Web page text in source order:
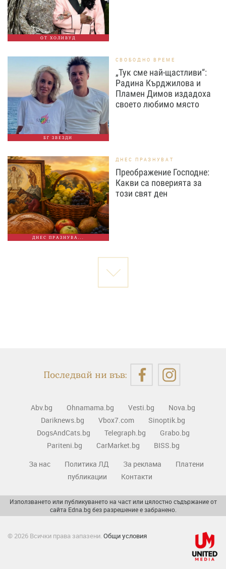
ОТ ХОЛИВУД
БГ ЗВЕЗДИ
СВОБОДНО ВРЕМЕ
„Тук сме най-щастливи“:
Радина Кърджилова и
Пламен Димов издадоха
своето любимо място
ДНЕС ПРАЗНУВА...
ДНЕС ПРАЗНУВАТ
Преображение Господне:
Какви са поверията за
този свят ден
Последвай ни във:
Abv.bg Ohnamama.bg Vesti.bg
Nova.bg
Dariknews.bg
Vbox7.com
Sinoptik.bg
DogsAndCats.bg
Telegraph.bg
Grabo.bg
Pariteni.bg
CarMarket.bg
BISS.bg
За нас
Политика ЛД За реклама
Платени
публикации
Контакти
Използването или публикуването на част или цялостно съдържание от
сайта Edna.bg без разрешение е забранено.
© 2026 Всички права запазени. Общи условия